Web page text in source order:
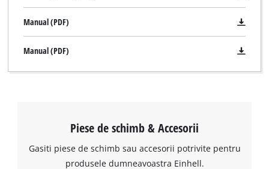
Manual (PDF)
Manual (PDF)
Piese de schimb & Accesorii
Gasiti piese de schimb sau accesorii potrivite pentru
produsele dumneavoastra Einhell.